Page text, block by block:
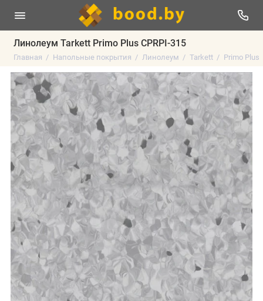
Линолеум Tarkett Primo Plus CPRPI-315
Главная Напольные покрытия Линолеум Tarkett Primo Plus